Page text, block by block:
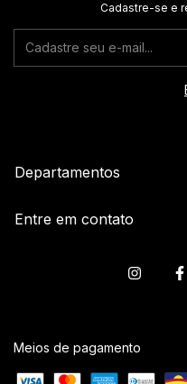
Cadastre-se e
Departamentos
Entre em contato
Meios de pagamento